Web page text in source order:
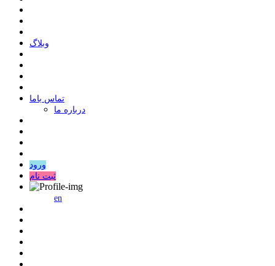
وبلاگ
ﺗﻤﺎﺱ ﺑﺎﻣﺎ
درباره ما
ورود
ثبت نام
en